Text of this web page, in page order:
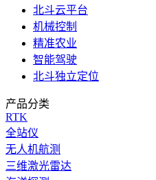
北斗云平台
机械控制
精准农业
智能驾驶
北斗独立定位
产品分类
RTK
全站仪
无人机航测
三维激光雷达